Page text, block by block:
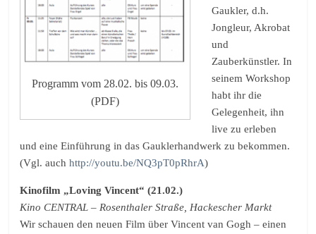
Programm vom 28.02. bis 09.03.
(PDF)
Gaukler, d.h.
Jongleur, Akrobat
und
Zauberkünstler. In
seinem Workshop
habt ihr die
Gelegenheit, ihn
live zu erleben
und eine Einführung in das Gauklerhandwerk zu bekommen.
(Vgl. auchhttp://youtu.be/NQ3pT0pRhrA)
Kinofilm „Loving Vincent“ (21.02.)
Kino CENTRAL – Rosenthaler Straße, Hackescher Markt
Wir schauen den neuen Film über Vincent van Gogh – einen